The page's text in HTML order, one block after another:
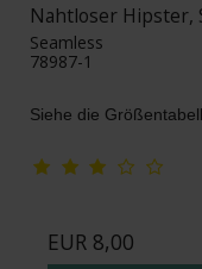
Nahtloser Hipster,
Seamless
78987-1
Siehe die
EUR 8,00